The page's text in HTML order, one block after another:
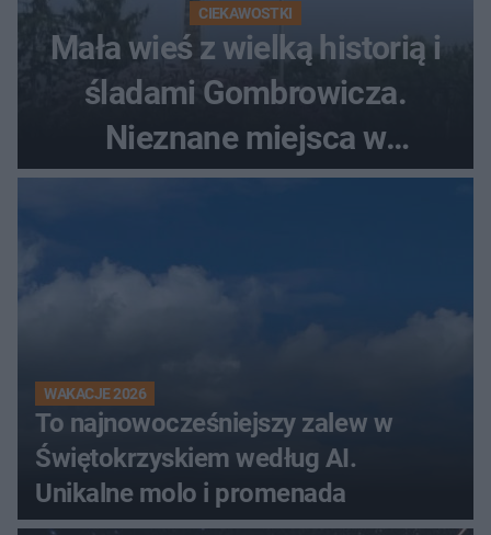
CIEKAWOSTKI
Mała wieś z wielką historią i
śladami Gombrowicza.
Nieznane miejsca w
Świętokrzyskiem
WAKACJE 2026
To najnowocześniejszy zalew w
Świętokrzyskiem według AI.
Unikalne molo i promenada